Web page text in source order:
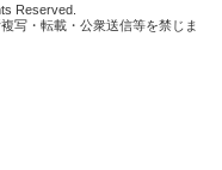
Reserved.
写・転載・公衆送信等を禁じま